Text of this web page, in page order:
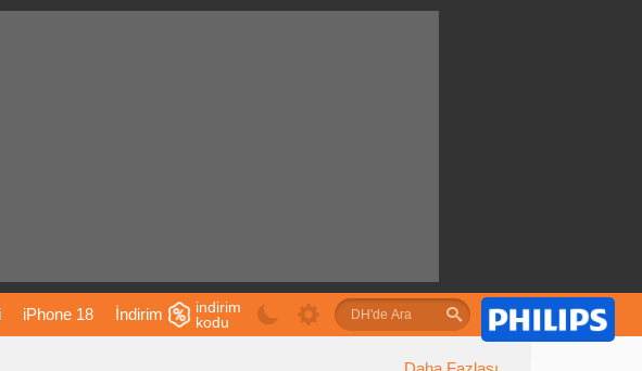
iPhone 18 İndirim
indirim
kodu